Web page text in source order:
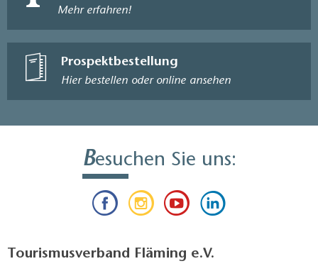
Mehr erfahren!
Prospektbestellung
Hier bestellen oder online ansehen
Besuchen Sie uns:
Tourismusverband Fläming e.V.